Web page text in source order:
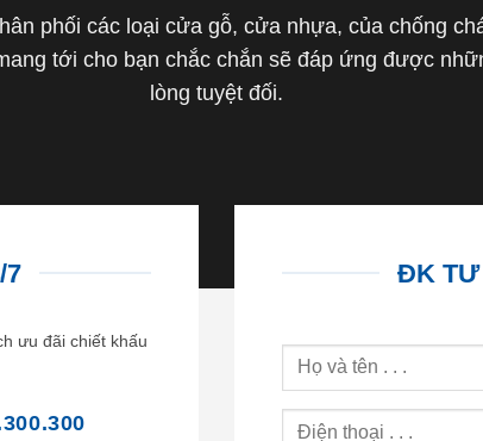
phối các loại cửa gỗ, cửa nhựa, của chống
tới cho bạn chắc chắn sẽ đáp ứng được
lòng tuyệt đối.
7
ưu đãi chiết khấu
ĐK TƯ